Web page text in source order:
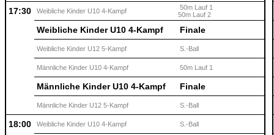
17:30 Weibliche Kinder U10 4-Kampf
50m Lauf 1
50m Lauf 2
Weibliche Kinder U10 4-Kampf Finale
Weibliche Kinder U12 5-Kampf S.-Ball
Männliche Kinder U10 4-Kampf 50m Lauf 1
Männliche Kinder U10 4-Kampf Finale
Männliche Kinder U12 5-Kampf S.-Ball
18:00 Weibliche Kinder U10 4-Kampf S.-Ball